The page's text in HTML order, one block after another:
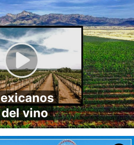
vino